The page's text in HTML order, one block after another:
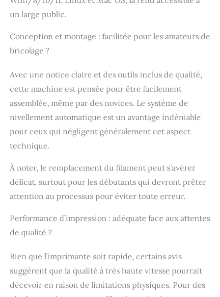
également détecter et
adieu aux tracas du
nivellement manuel. Le
ajuste
automatiquement la
distance entre la buse
et la plaque de
construction,
qualité d'impression
immédiatement après
un test d'impression
rapide. Grand volume
d'impression : Bien
aluminium, la SV08
encore plus grands
(350 x 350 x 345 mm).
Surveillance via caméra
: La caméra intégrée
un large public.
Conception et montage : facilitée pour les amateurs de
bricolage ?
Avec une notice claire et des outils inclus de qualité,
cette machine est pensée pour être facilement
assemblée, même par des novices. Le système de
nivellement automatique est un avantage indéniable
pour ceux qui négligent généralement cet aspect
technique.
À noter, le remplacement du filament peut s’avérer
délicat, surtout pour les débutants qui devront prêter
attention au processus pour éviter toute erreur.
Performance d’impression : adéquate face aux attentes
de qualité ?
Bien que l’imprimante soit rapide, certains avis
suggèrent que la qualité à très haute vitesse pourrait
décevoir en raison de limitations physiques. Pour des